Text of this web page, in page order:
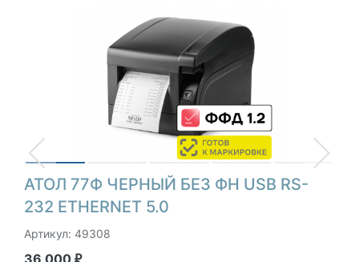
АТОЛ 77Ф ЧЕРНЫЙ БЕЗ ФН USB RS-
232 ETHERNET 5.0
Артикул: 49308
36 000 ₽